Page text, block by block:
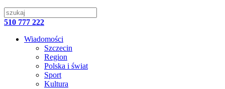
510 777 222
Wiadomości
Szczecin
Region
Polska i świat
Sport
Kultura